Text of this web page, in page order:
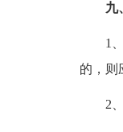
九
1
的，则
2